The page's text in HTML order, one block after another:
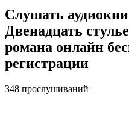
Слушать
Двенадцать
романа онлайн
регистрации
348 прослушиваний